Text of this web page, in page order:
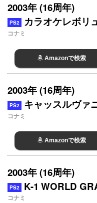
2003年 (16周年)
PS2 カラオケレボリ
コナミ
Amazonで検索
2003年 (16周年)
PS2 キャッスルヴァ
コナミ
Amazonで検索
2003年 (16周年)
PS2 K-1 WORLD
コナミ